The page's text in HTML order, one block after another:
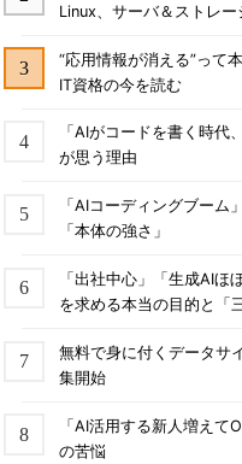
Linux、サーバ＆ストレ
“応用情報が消える”っ
IT資格の今を読む
「AIがコードを書く時
が思う理由
「AIコーディングブーム
「本体の強さ」
「出社中心」「生成AI
を求める本当の目的と「
無料で身に付くデータ
集開始
「AI活用する新人増え
の苦悩